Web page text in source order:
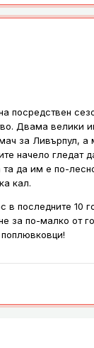
посредствен
Двама велики
за Ливърпул,
начело гледат
та да им е по-
кал.
в последните 10
за по-малко от